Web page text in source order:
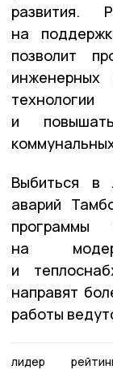
развития.
на
позволит
инженерных
и
Выбиться в
аварий
на
и
направят
работы
лидер